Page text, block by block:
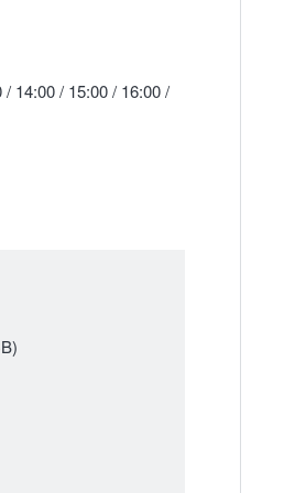
14:00 / 15:00 / 16:00 /